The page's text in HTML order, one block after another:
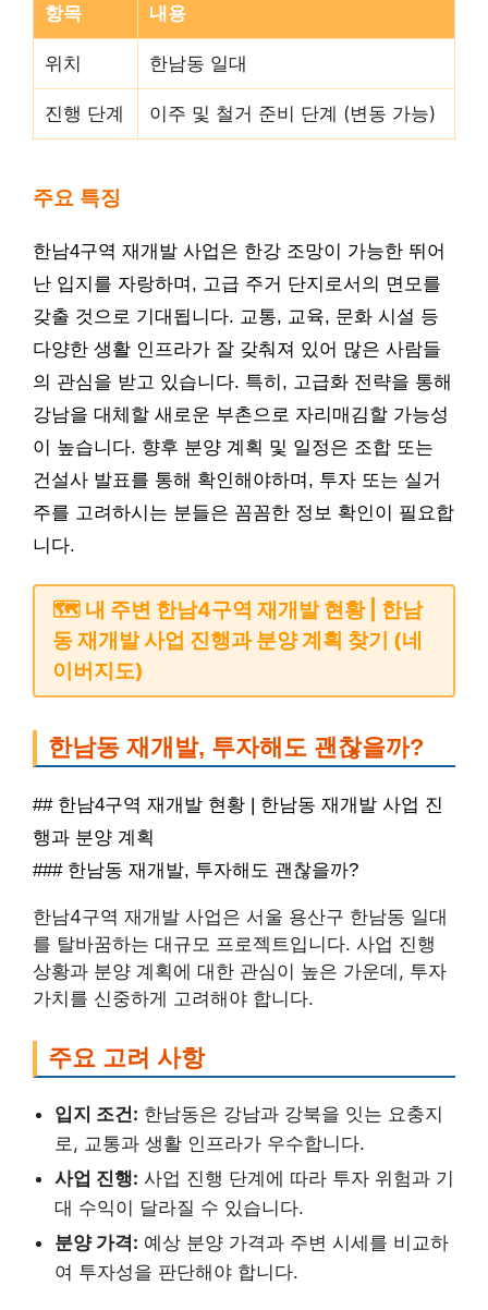
항목 내용
위치 한남동 일대
진행 단계 이주 및 철거 준비 단계 (변동 가능)
주요 특징
한남4구역 재개발 사업은 한강 조망이 가능한 뛰어
난 입지를 자랑하며, 고급 주거 단지로서의 면모를
갖출 것으로 기대됩니다. 교통, 교육, 문화 시설 등
다양한 생활 인프라가 잘 갖춰져 있어 많은 사람들
의 관심을 받고 있습니다. 특히, 고급화 전략을 통해
강남을 대체할 새로운 부촌으로 자리매김할 가능성
이 높습니다. 향후 분양 계획 및 일정은 조합 또는
건설사 발표를 통해 확인해야하며, 투자 또는 실거
주를 고려하시는 분들은 꼼꼼한 정보 확인이 필요합
니다.
🗺️ 내 주변 한남4구역 재개발 현황 | 한남
동 재개발 사업 진행과 분양 계획 찾기 (네
이버지도)
한남동 재개발, 투자해도 괜찮을까?
## 한남4구역 재개발 현황 | 한남동 재개발 사업 진
행과 분양 계획
### 한남동 재개발, 투자해도 괜찮을까?
한남4구역 재개발 사업은 서울 용산구 한남동 일대
를 탈바꿈하는 대규모 프로젝트입니다. 사업 진행
상황과 분양 계획에 대한 관심이 높은 가운데, 투자
가치를 신중하게 고려해야 합니다.
주요 고려 사항
입지 조건: 한남동은 강남과 강북을 잇는 요충지
로, 교통과 생활 인프라가 우수합니다.
사업 진행: 사업 진행 단계에 따라 투자 위험과 기
대 수익이 달라질 수 있습니다.
분양 가격: 예상 분양 가격과 주변 시세를 비교하
여 투자성을 판단해야 합니다.